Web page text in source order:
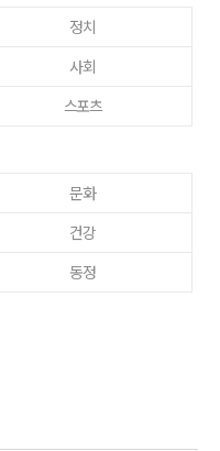
정치
사회
스포츠
문화
건강
동정